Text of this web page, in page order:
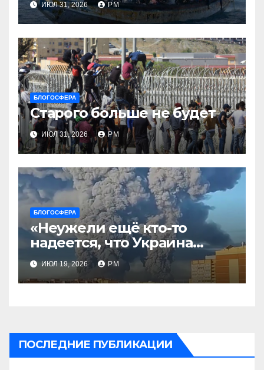
ИЮЛ 31, 2026 РМ
БЛОГОСФЕРА
Старого больше не будет
ИЮЛ 31, 2026 РМ
БЛОГОСФЕРА
«Неужели ещё кто-то
надеется, что Украина
будет действовать
непоследовательно?»
ИЮЛ 19, 2026 РМ
ПОСЛЕДНИЕ ПУБЛИКАЦИИ